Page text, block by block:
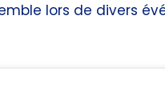
lors de divers